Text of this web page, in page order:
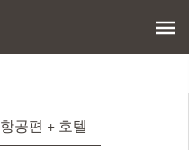
항공편 + 호텔